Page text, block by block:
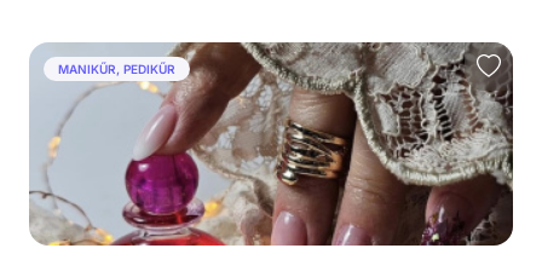
MANIKŰR, PEDIKŰR